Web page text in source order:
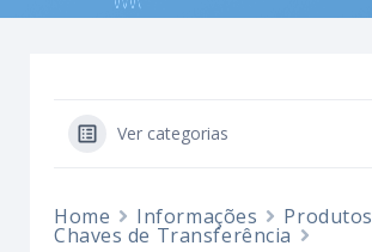
Ver categorias
Home Informações Produtos
Chaves de Transferência